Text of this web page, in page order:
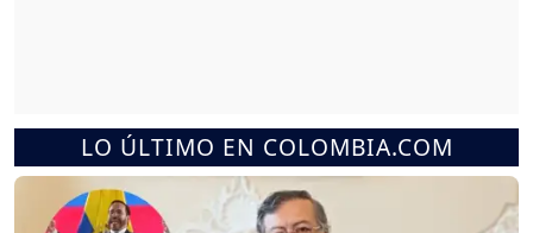
LO ÚLTIMO EN COLOMBIA.COM